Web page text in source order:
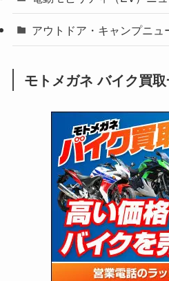
(60)
(31)
(51)
(34)
(5)
(12)
(64)
(109)
(38)
(24)
(16)
(25)
(24)
(47)
(15)
(5)
(249)
(64)
(16)
(62)
(4)
(6)
(17)
(5)
(1,226)
(12)
(131)
(38)
(131)
(167)
(85)
(21)
(61)
(171)
(98)
(13)
(60)
(274)
(171)
(38)
(47)
(59)
(66)
(1,142)
(415)
(16)
(137)
(74)
(2,744)
(126)
(170)
(211)
アウトドア・キャンプニュ
(8)
(147)
(19)
(12)
(16)
モトメガネ バイク買